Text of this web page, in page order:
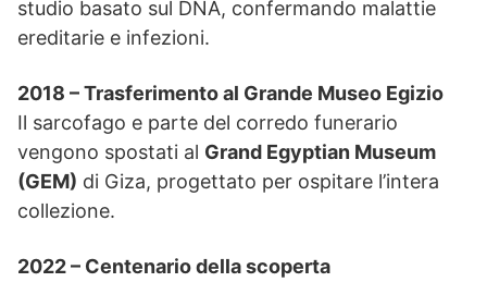
studio basato sul DNA, confermando malattie
ereditarie e infezioni.
2018 – Trasferimento al Grande Museo Egizio
Il sarcofago e parte del corredo funerario
vengono spostati al Grand Egyptian Museum
(GEM) di Giza, progettato per ospitare l’intera
collezione.
2022 – Centenario della scoperta